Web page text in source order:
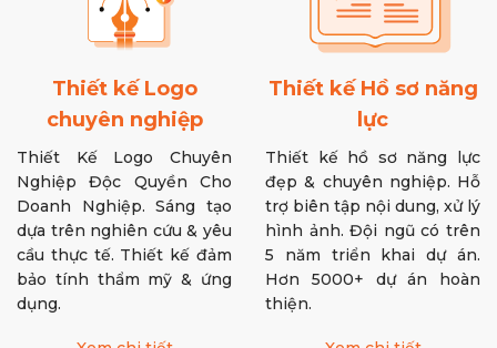
Thiết kế Logo
chuyên nghiệp
Thiết Kế Logo Chuyên
Nghiệp Độc Quyền Cho
Doanh Nghiệp. Sáng tạo
dựa trên nghiên cứu & yêu
cầu thực tế. Thiết kế đảm
bảo tính thẩm mỹ & ứng
dụng.
Thiết kế Hồ sơ năng
lực
Thiết kế hồ sơ năng lực
đẹp & chuyên nghiệp. Hỗ
trợ biên tập nội dung, xử lý
hình ảnh. Đội ngũ có trên
5 năm triển khai dự án.
Hơn 5000+ dự án hoàn
thiện.